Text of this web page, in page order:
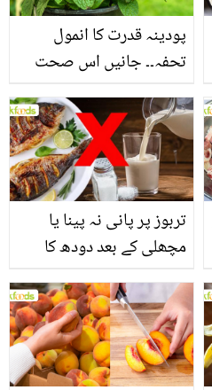
پودینہ قدرت کا انمول
تحفہ۔۔ جانیں اس صحت
بخش پتوں کے 10 حیرت
انگیز طبی فوائد
تربوز پر پانی نہ پینا یا
مچھلی کے بعد دودھ کا
استعمال۔۔ جانیں کھانوں
سے متعلق غلط فہمیوں کی
حقیقت کیا ہے اور افواہ
کیا؟